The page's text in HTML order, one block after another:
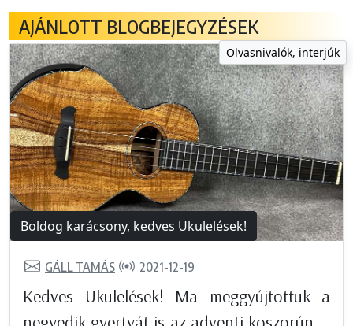
AJÁNLOTT BLOGBEJEGYZÉSEK
Olvasnivalók, interjúk
Boldog karácsony, kedves Ukulelések!
GÁLL TAMÁS 2021-12-19
Kedves Ukulelések! Ma meggyújtottuk a